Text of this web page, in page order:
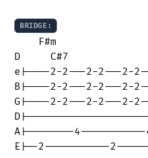
BRIDGE:
F#m
D     C#7
e|----2-2---2-2---2-
B|----2-2---2-2---2-
G|----2-2---2-2---2-
A|--------
E|--2-----------